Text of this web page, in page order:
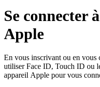
Se connecter
Apple
En vous inscrivant ou en vous
utiliser Face ID, Touch ID ou
appareil Apple pour vous